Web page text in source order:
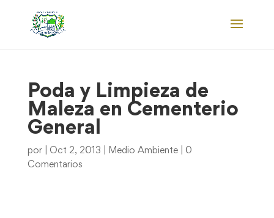
Poda y Limpieza de
Maleza en Cementerio
General
por Oct 2, 2013 Medio Ambiente| 0
Comentarios